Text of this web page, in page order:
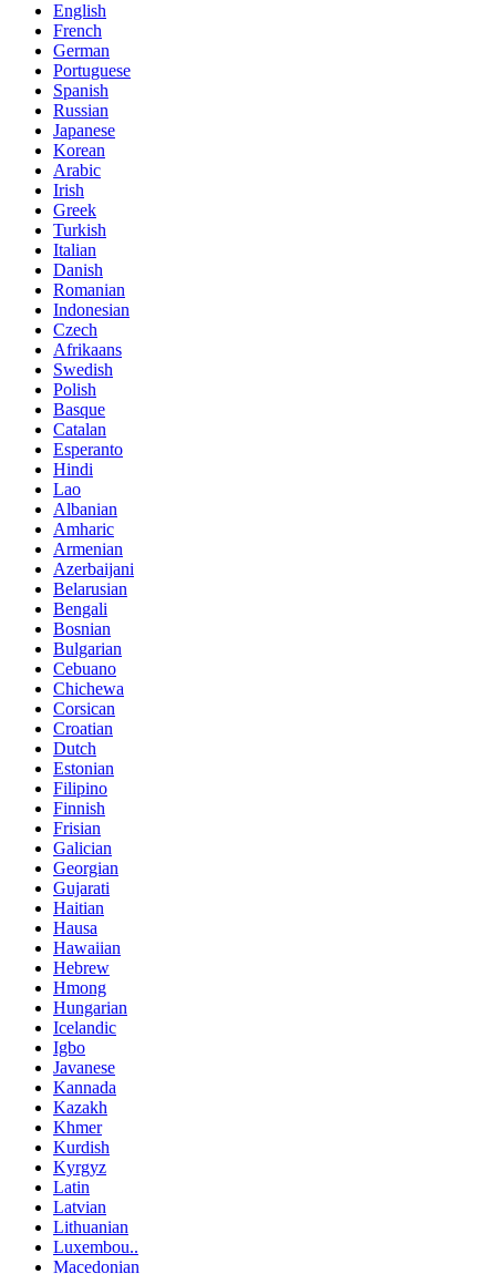
English
French
German
Portuguese
Spanish
Russian
Japanese
Korean
Arabic
Irish
Greek
Turkish
Italian
Danish
Romanian
Indonesian
Czech
Afrikaans
Swedish
Polish
Basque
Catalan
Esperanto
Hindi
Lao
Albanian
Amharic
Armenian
Azerbaijani
Belarusian
Bengali
Bosnian
Bulgarian
Cebuano
Chichewa
Corsican
Croatian
Dutch
Estonian
Filipino
Finnish
Frisian
Galician
Georgian
Gujarati
Haitian
Hausa
Hawaiian
Hebrew
Hmong
Hungarian
Icelandic
Igbo
Javanese
Kannada
Kazakh
Khmer
Kurdish
Kyrgyz
Latin
Latvian
Lithuanian
Luxembou..
Macedonian